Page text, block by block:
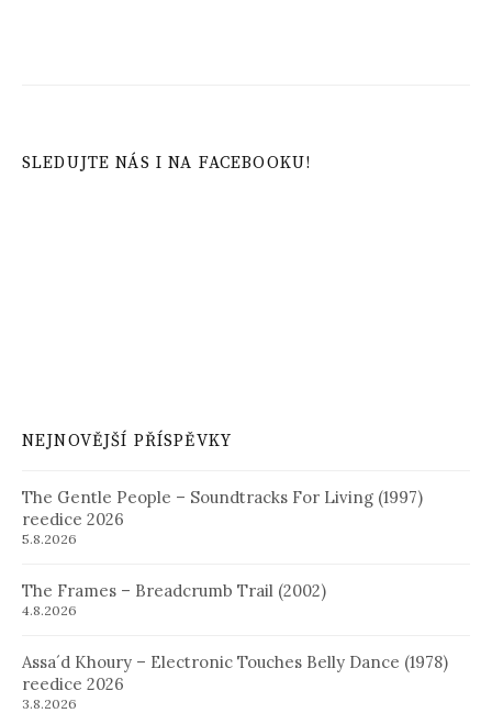
SLEDUJTE NÁS I NA FACEBOOKU!
NEJNOVĚJŠÍ PŘÍSPĚVKY
The Gentle People – Soundtracks For Living (1997)
reedice 2026
5.8.2026
The Frames – Breadcrumb Trail (2002)
4.8.2026
Assa´d Khoury – Electronic Touches Belly Dance (1978)
reedice 2026
3.8.2026